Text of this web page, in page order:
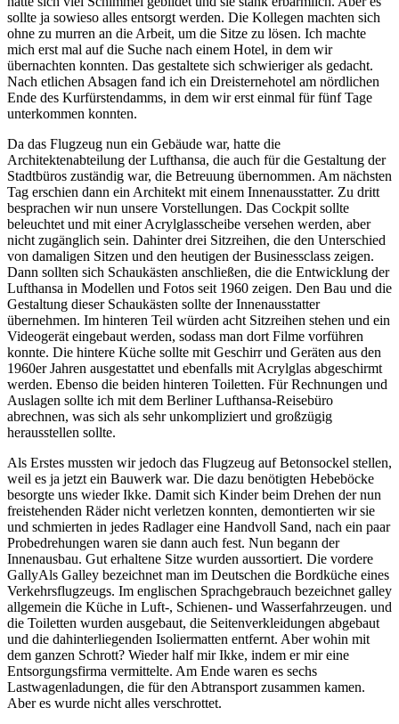
sollte ja sowieso alles entsorgt werden. Die Kollegen machten sich
ohne zu murren an die Arbeit, um die Sitze zu lösen. Ich machte
mich erst mal auf die Suche nach einem Hotel, in dem wir
übernachten konnten. Das gestaltete sich schwieriger als gedacht.
Nach etlichen Absagen fand ich ein Dreisternehotel am nördlichen
Ende des Kurfürstendamms, in dem wir erst einmal für fünf Tage
unterkommen konnten.
Da das Flugzeug nun ein Gebäude war, hatte die
Architektenabteilung der Lufthansa, die auch für die Gestaltung der
Stadtbüros zuständig war, die Betreuung übernommen. Am nächsten
Tag erschien dann ein Architekt mit einem Innenausstatter. Zu dritt
besprachen wir nun unsere Vorstellungen. Das Cockpit sollte
beleuchtet und mit einer Acrylglasscheibe versehen werden, aber
nicht zugänglich sein. Dahinter drei Sitzreihen, die den Unterschied
von damaligen Sitzen und den heutigen der Businessclass zeigen.
Dann sollten sich Schaukästen anschließen, die die Entwicklung der
Lufthansa in Modellen und Fotos seit 1960 zeigen. Den Bau und die
Gestaltung dieser Schaukästen sollte der Innenausstatter
übernehmen. Im hinteren Teil würden acht Sitzreihen stehen und ein
Videogerät eingebaut werden, sodass man dort Filme vorführen
konnte. Die hintere Küche sollte mit Geschirr und Geräten aus den
1960er Jahren ausgestattet und ebenfalls mit Acrylglas abgeschirmt
werden. Ebenso die beiden hinteren Toiletten. Für Rechnungen und
Auslagen sollte ich mit dem Berliner Lufthansa-Reisebüro
abrechnen, was sich als sehr unkompliziert und großzügig
herausstellen sollte.
Als Erstes mussten wir jedoch das Flugzeug auf Betonsockel stellen,
weil es ja jetzt ein Bauwerk war. Die dazu benötigten Hebeböcke
besorgte uns wieder Ikke. Damit sich Kinder beim Drehen der nun
freistehenden Räder nicht verletzen konnten, demontierten wir sie
und schmierten in jedes Radlager eine Handvoll Sand, nach ein paar
Probedrehungen waren sie dann auch fest. Nun begann der
Innenausbau. Gut erhaltene Sitze wurden aussortiert. Die vordere
GallyAls Galley bezeichnet man im Deutschen die Bordküche eines
Verkehrsflugzeugs. Im englischen Sprachgebrauch bezeichnet galley
allgemein die Küche in Luft-, Schienen- und Wasserfahrzeugen. und
die Toiletten wurden ausgebaut, die Seitenverkleidungen abgebaut
und die dahinterliegenden Isoliermatten entfernt. Aber wohin mit
dem ganzen Schrott? Wieder half mir Ikke, indem er mir eine
Entsorgungsfirma vermittelte. Am Ende waren es sechs
Lastwagenladungen, die für den Abtransport zusammen kamen.
Aber es wurde nicht alles verschrottet.